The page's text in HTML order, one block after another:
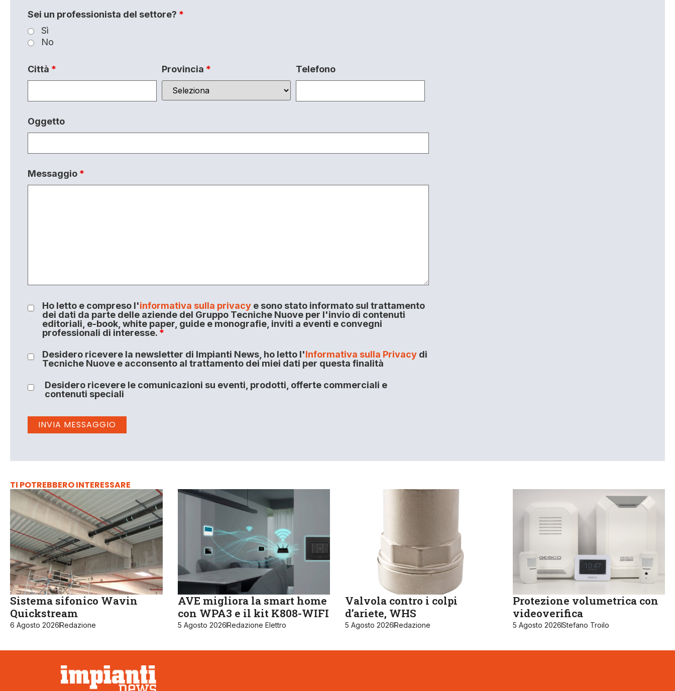
Sei un professionista del settore? *
Sì
No
Città * Provincia * Telefono
Oggetto
Messaggio *
Ho letto e compreso l'informativa sulla privacye sono stato informato sul trattamento
dei dati da parte delle aziende del Gruppo Tecniche Nuove per l'invio di contenuti
editoriali, e-book, white paper, guide e monografie, inviti a eventi e convegni
professionali di interesse. *
Desidero ricevere la newsletter di Impianti News, ho letto l'Informativa sulla Privacydi
Tecniche Nuove e acconsento al trattamento dei miei dati per questa finalità
Desidero ricevere le comunicazioni su eventi, prodotti, offerte commerciali e
contenuti speciali
TI POTREBBERO INTERESSARE
Sistema sifonico Wavin
Quickstream
6 Agosto 2026Redazione
AVE migliora la smart home
con WPA3 e il kit K808-WIFI
5 Agosto 2026Redazione Elettro
Valvola contro i colpi
d’ariete, WHS
5 Agosto 2026Redazione
Protezione volumetrica con
videoverifica
5 Agosto 2026Stefano Troilo